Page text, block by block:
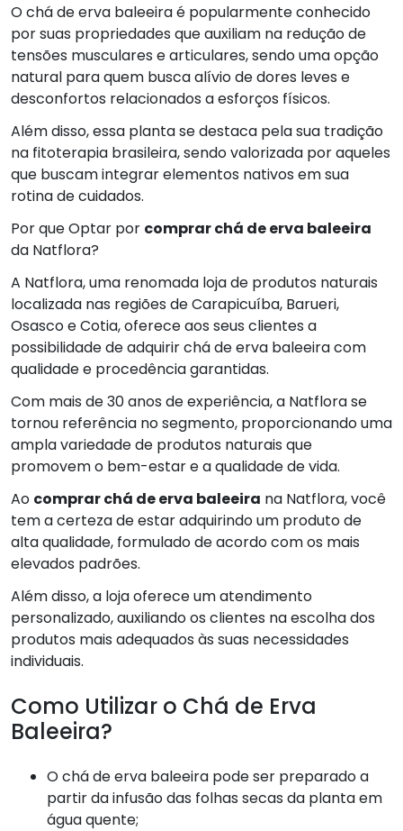
O chá de erva baleeira é popularmente conhecido
por suas propriedades que auxiliam na redução de
tensões musculares e articulares, sendo uma opção
natural para quem busca alívio de dores leves e
desconfortos relacionados a esforços físicos.
Além disso, essa planta se destaca pela sua tradição
na fitoterapia brasileira, sendo valorizada por aqueles
que buscam integrar elementos nativos em sua
rotina de cuidados.
Por que Optar por comprar chá de erva baleeira
da Natflora?
A Natflora, uma renomada loja de produtos naturais
localizada nas regiões de Carapicuíba, Barueri,
Osasco e Cotia, oferece aos seus clientes a
possibilidade de adquirir chá de erva baleeira com
qualidade e procedência garantidas.
Com mais de 30 anos de experiência, a Natflora se
tornou referência no segmento, proporcionando uma
ampla variedade de produtos naturais que
promovem o bem-estar e a qualidade de vida.
Ao comprar chá de erva baleeira na Natflora, você
tem a certeza de estar adquirindo um produto de
alta qualidade, formulado de acordo com os mais
elevados padrões.
Além disso, a loja oferece um atendimento
personalizado, auxiliando os clientes na escolha dos
produtos mais adequados às suas necessidades
individuais.
Como Utilizar o Chá de Erva
Baleeira?
O chá de erva baleeira pode ser preparado a
partir da infusão das folhas secas da planta em
água quente;